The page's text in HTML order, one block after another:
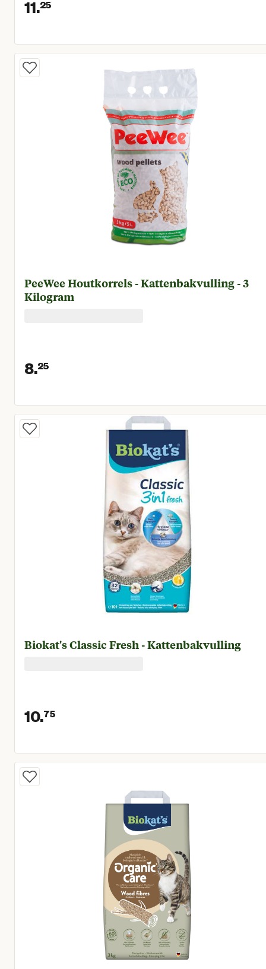
11.25
Huidige prijs € 11,25
PeeWee Houtkorrels - Kattenbakvulling - 3
Kilogram
8.25
Huidige prijs € 8,25
Biokat's Classic Fresh - Kattenbakvulling
10.75
Huidige prijs € 10,75